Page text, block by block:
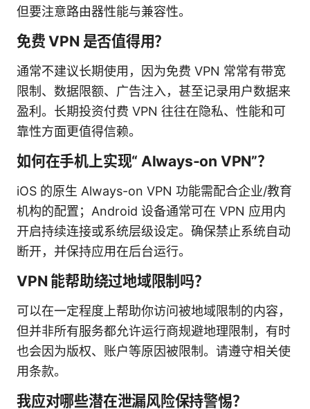
但要注意路由器性能与兼容性。
免费 VPN 是否值得用？
通常不建议长期使用，因为免费 VPN 常常有带宽
限制、数据限额、广告注入，甚至记录用户数据来
盈利。长期投资付费 VPN 往往在隐私、性能和可
靠性方面更值得信赖。
如何在手机上实现“ Always-on VPN”？
iOS 的原生 Always-on VPN 功能需配合企业/教育
机构的配置；Android 设备通常可在 VPN 应用内
开启持续连接或系统层级设定。确保禁止系统自动
断开，并保持应用在后台运行。
VPN 能帮助绕过地域限制吗？
可以在一定程度上帮助你访问被地域限制的内容，
但并非所有服务都允许运行商规避地理限制，有时
也会因为版权、账户等原因被限制。请遵守相关使
用条款。
我应对哪些潜在泄漏风险保持警惕？